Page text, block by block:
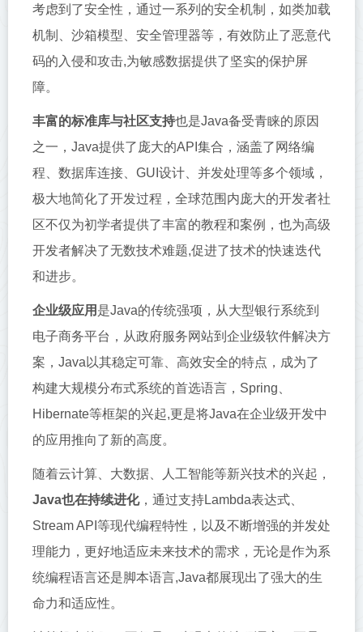
考虑到了安全性，通过一系列的安全机制，如类加载
机制、沙箱模型、安全管理器等，有效防止了恶意代
码的入侵和攻击,为敏感数据提供了坚实的保护屏
障。
丰富的标准库与社区支持也是Java备受青睐的原因
之一，Java提供了庞大的API集合，涵盖了网络编
程、数据库连接、GUI设计、并发处理等多个领域，
极大地简化了开发过程，全球范围内庞大的开发者社
区不仅为初学者提供了丰富的教程和案例，也为高级
开发者解决了无数技术难题,促进了技术的快速迭代
和进步。
企业级应用 是Java的传统强项，从大型银行系统到
电子商务平台，从政府服务网站到企业级软件解决方
案，Java以其稳定可靠、高效安全的特点，成为了
构建大规模分布式系统的首选语言，Spring、
Hibernate等框架的兴起,更是将Java在企业级开发中
的应用推向了新的高度。
随着云计算、大数据、人工智能等新兴技术的兴起，
Java也在持续进化，通过支持Lambda表达式、
Stream API等现代编程特性，以及不断增强的并发处
理能力，更好地适应未来技术的需求，无论是作为系
统编程语言还是脚本语言,Java都展现出了强大的生
命力和适应性。